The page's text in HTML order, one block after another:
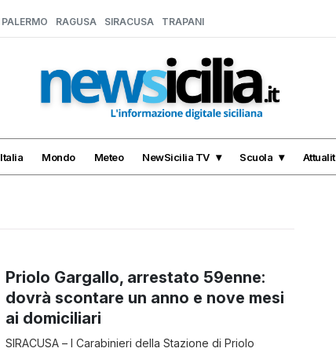
PALERMO RAGUSA SIRACUSA TRAPANI
Italia Mondo Meteo NewSicilia TV Scuola
Priolo Gargallo, arrestato 59enne:
dovrà scontare un anno e nove mesi
ai domiciliari
SIRACUSA – I Carabinieri della Stazione di Priolo